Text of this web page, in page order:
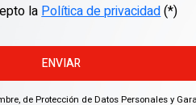
la Política de privacidad(*)
ENVIAR
de Protección de Datos Personales y